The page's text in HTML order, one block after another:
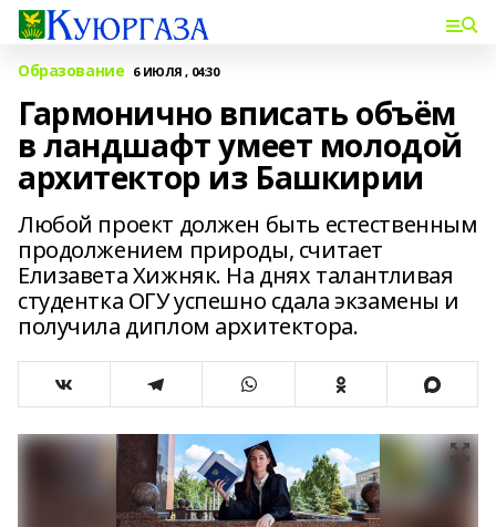
Образование 6 ИЮЛЯ , 04:30
Гармонично вписать объём
в ландшафт умеет молодой
архитектор из Башкирии
Любой проект должен быть естественным
продолжением природы, считает
Елизавета Хижняк. На днях талантливая
студентка ОГУ успешно сдала экзамены и
получила диплом архитектора.